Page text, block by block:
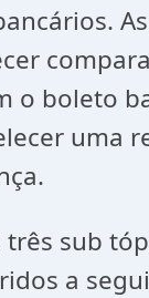
o boleto
uma
três sub
a